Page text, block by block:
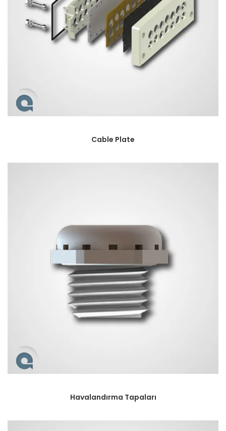
Cable Plate
Havalandırma Tapaları